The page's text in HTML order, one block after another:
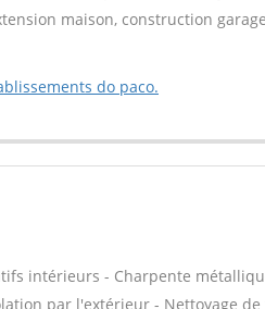
maison, construction
do paco.
intérieurs - Charpente
par l'extérieur - Nettoyage